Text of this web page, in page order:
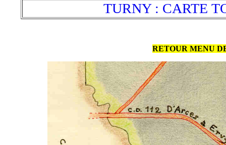
TURNY : CARTE
RETOUR MENU